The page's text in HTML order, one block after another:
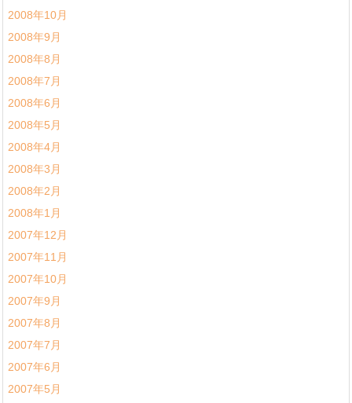
2008年10月
2008年9月
2008年8月
2008年7月
2008年6月
2008年5月
2008年4月
2008年3月
2008年2月
2008年1月
2007年12月
2007年11月
2007年10月
2007年9月
2007年8月
2007年7月
2007年6月
2007年5月